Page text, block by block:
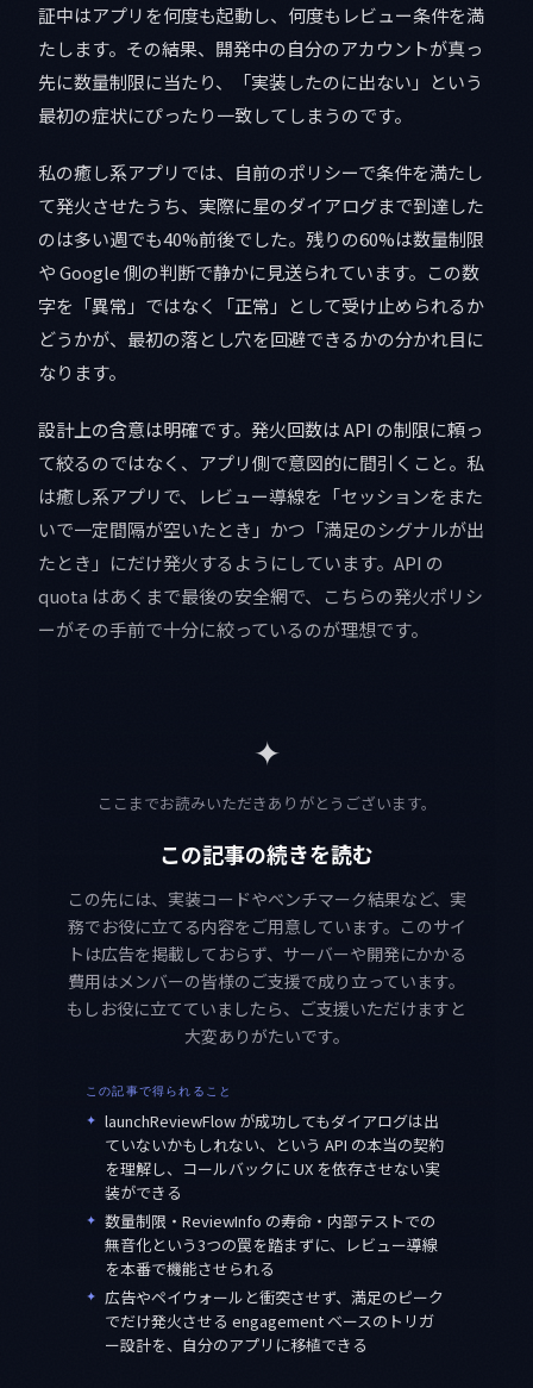
証中はアプリを何度も起動し、何度もレビュー条件を満
たします。その結果、開発中の自分のアカウントが真っ
先に数量制限に当たり、「実装したのに出ない」という
最初の症状にぴったり一致してしまうのです。
私の癒し系アプリでは、自前のポリシーで条件を満たし
て発火させたうち、実際に星のダイアログまで到達した
のは多い週でも40%前後でした。残りの60%は数量制限
や Google 側の判断で静かに見送られています。この数
字を「異常」ではなく「正常」として受け止められるか
どうかが、最初の落とし穴を回避できるかの分かれ目に
なります。
設計上の含意は明確です。発火回数は API の制限に頼っ
て絞るのではなく、アプリ側で意図的に間引くこと。私
は癒し系アプリで、レビュー導線を「セッションをまた
いで一定間隔が空いたとき」かつ「満足のシグナルが出
たとき」にだけ発火するようにしています。API の
quota はあくまで最後の安全網で、こちらの発火ポリシ
ーがその手前で十分に絞っているのが理想です。
✦
ここまでお読みいただきありがとうございます。
この記事の続きを読む
この先には、実装コードやベンチマーク結果など、実
務でお役に立てる内容をご用意しています。このサイ
トは広告を掲載しておらず、サーバーや開発にかかる
費用はメンバーの皆様のご支援で成り立っています。
もしお役に立てていましたら、ご支援いただけますと
大変ありがたいです。
この記事で得られること
✦ launchReviewFlow が成功してもダイアログは出
ていないかもしれない、という API の本当の契約
を理解し、コールバックに UX を依存させない実
装ができる
✦ 数量制限・ReviewInfo の寿命・内部テストでの
無音化という3つの罠を踏まずに、レビュー導線
を本番で機能させられる
✦ 広告やペイウォールと衝突させず、満足のピーク
でだけ発火させる engagement ベースのトリガ
ー設計を、自分のアプリに移植できる